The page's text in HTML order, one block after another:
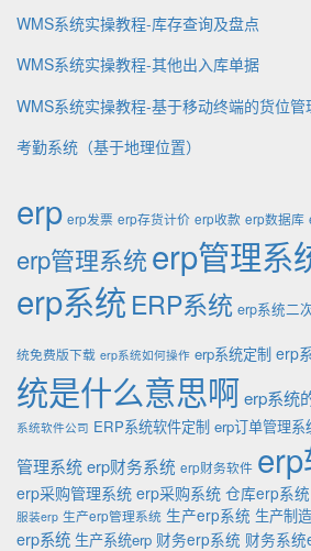
WMS系统实操教程-库存查询及盘点
WMS系统实操教程-其他出入库单据
WMS系统实操教程-基于移动终端的货位管
考勤系统（基于地理位置）
erp erp发票 erp存货计价 erp收款 erp数据库
erp管理系统erp管理系
erp系统 ERP系统 erp系统二
统免费版下载 erp系统如何操作 erp系统定制 erp
统是什么意思啊erp系统
系统软件公司 ERP系统软件定制 erp订单管理系
管理系统erp财务系统 erp财务软件
erp采购管理系统 erp采购系统 仓库erp系统
服装erp 生产erp管理系统 生产erp系统 生产制
erp系统 生产系统erp 财务erp系统 财务系统